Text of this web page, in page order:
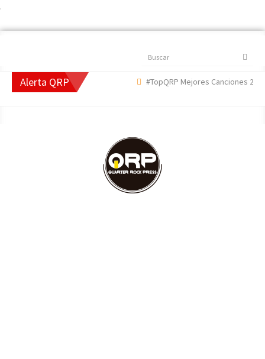
.
Buscar
Alerta QRP #TopQRP Mejores Canciones 2022